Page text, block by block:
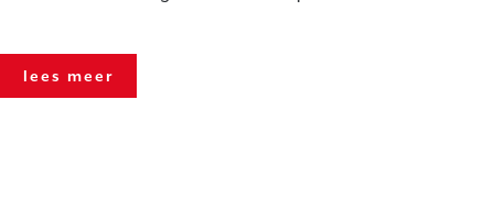
lees meer